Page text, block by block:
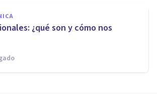
¿qué son y cómo nos